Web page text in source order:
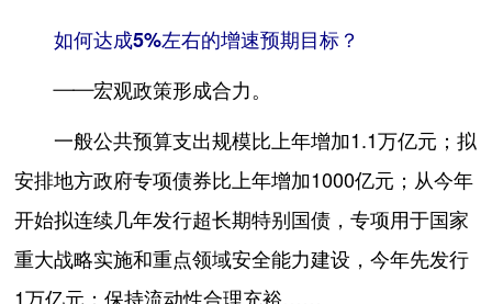
如何达成5%左右的增速预期目标？
——宏观政策形成合力。
一般公共预算支出规模比上年增加1.1万亿元；拟
安排地方政府专项债券比上年增加1000亿元；从今年
开始拟连续几年发行超长期特别国债，专项用于国家
重大战略实施和重点领域安全能力建设，今年先发行
1万亿元；保持流动性合理充裕……